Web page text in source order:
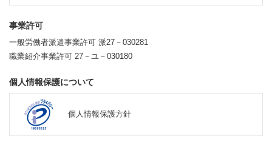
事業許可
一般労働者派遣事業許可 派27－030281
職業紹介事業許可 27－ユ－030180
個人情報保護について
個人情報保護方針